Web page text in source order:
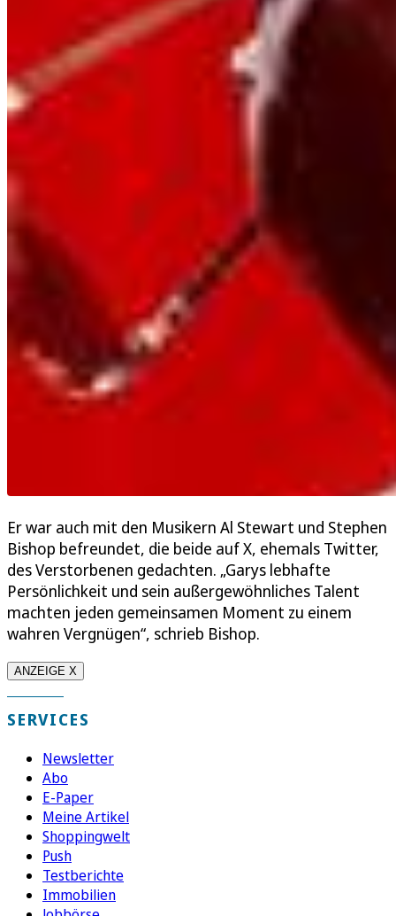
Er war auch mit den Musikern Al Stewart und Stephen
Bishop befreundet, die beide auf X, ehemals Twitter,
des Verstorbenen gedachten. „Garys lebhafte
Persönlichkeit und sein außergewöhnliches Talent
machten jeden gemeinsamen Moment zu einem
wahren Vergnügen“, schrieb Bishop.
ANZEIGE X
SERVICES
Newsletter
Abo
E-Paper
Meine Artikel
Shoppingwelt
Push
Testberichte
Immobilien